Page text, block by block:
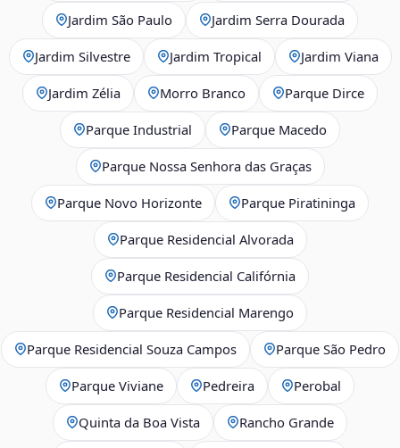
Jardim São Paulo Jardim Serra Dourada
Jardim Silvestre Jardim Tropical Jardim Viana
Jardim Zélia Morro Branco Parque Dirce
Parque Industrial Parque Macedo
Parque Nossa Senhora das Graças
Parque Novo Horizonte Parque Piratininga
Parque Residencial Alvorada
Parque Residencial Califórnia
Parque Residencial Marengo
Parque Residencial Souza Campos Parque São Pedro
Parque Viviane Pedreira Perobal
Quinta da Boa Vista Rancho Grande